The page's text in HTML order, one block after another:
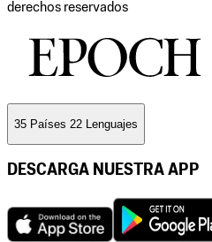
derechos reservados
35 Países 22 Lenguajes
DESCARGA NUESTRA APP